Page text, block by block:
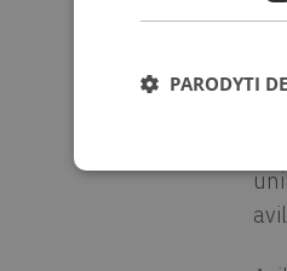
PARODYTI